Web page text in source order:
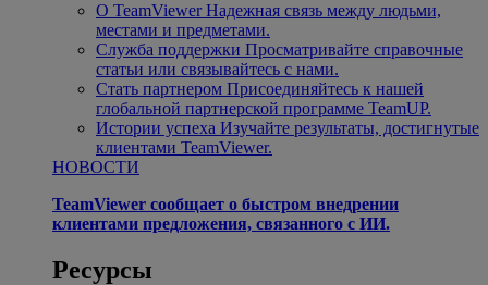
О TeamViewer Надежная связь между людьми,
местами и предметами.
Служба поддержки Просматривайте справочные
статьи или связывайтесь с нами.
Стать партнером Присоединяйтесь к нашей
глобальной партнерской программе TeamUP.
Истории успеха Изучайте результаты, достигнутые
клиентами TeamViewer.
НОВОСТИ
TeamViewer сообщает о быстром внедрении
клиентами предложения, связанного с ИИ.
Ресурсы